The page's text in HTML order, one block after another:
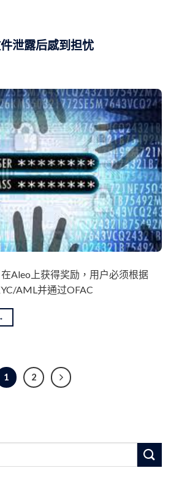
泄露后感到担忧
Aleo上获得奖励，用户必须根据
AML并通过OFAC
1 2